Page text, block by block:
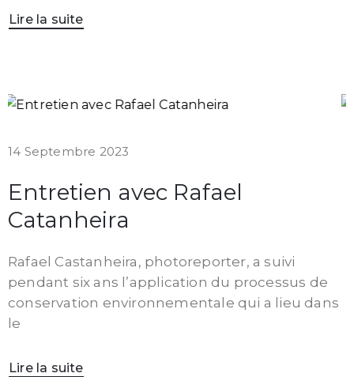
Lire la suite
14 Septembre 2023
Entretien avec Rafael
Catanheira
Rafael Castanheira, photoreporter, a suivi
pendant six ans l’application du processus de
conservation environnementale qui a lieu dans
le
Lire la suite